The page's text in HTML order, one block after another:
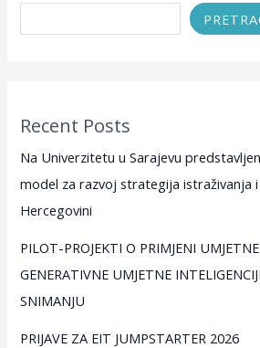
Recent Posts
Na Univerzitetu u Sarajevu
model za razvoj strategija istraživanja
Hercegovini
PILOT-PROJEKTI O PRIMJENI
GENERATIVNE UMJETNE
SNIMANJU
PRIJAVE ZA EIT JUMPSTARTER 2026